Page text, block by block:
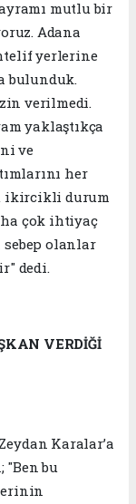
mutlu bir
Adana
yerlerine
bulunduk.
verilmedi.
yaklaştıkça
ve
her
ikircikli durum
çok ihtiyaç
sebep olanlar
dedi.
VERDİĞİ
Karalar’a
"Ben bu